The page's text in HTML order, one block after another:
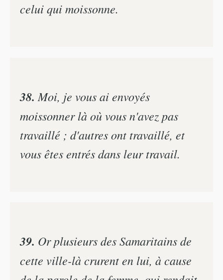
celui qui moissonne.
38. Moi, je vous ai envoyés
moissonner là où vous n'avez pas
travaillé ; d'autres ont travaillé, et
vous êtes entrés dans leur travail.
39. Or plusieurs des Samaritains de
cette ville-là crurent en lui, à cause